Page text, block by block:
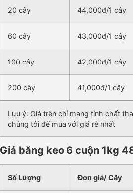
20 cây 44,000đ/1 cây
60 cây 43,000đ/1 cây
100 cây 42,000đ/1 cây
200 cây 41,000đ/1 cây
Lưu ý: Giá trên chỉ mang tính chất
chúng tôi để mua với giá rẻ nhất
Giá băng keo 6 cuộn 1kg
Số Lượng Đơn giá/ Cây